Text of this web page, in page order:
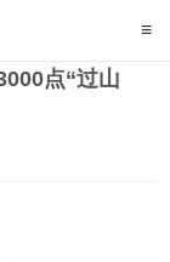
点“过山